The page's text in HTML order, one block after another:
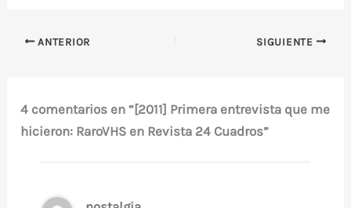
ANTERIOR SIGUIENTE
4 comentarios en “[2011] Primera entrevista que me
hicieron: RaroVHS en Revista 24 Cuadros”